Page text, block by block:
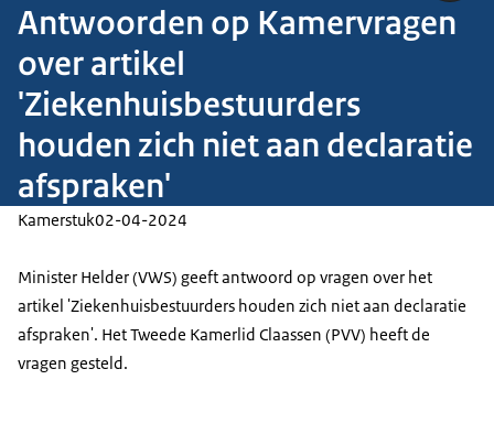
Antwoorden op Kamervragen
over artikel
'Ziekenhuisbestuurders
houden zich niet aan declaratie
afspraken'
Kamerstuk02-04-2024
Minister Helder (VWS) geeft antwoord op vragen over het
artikel 'Ziekenhuisbestuurders houden zich niet aan declaratie
afspraken'. Het Tweede Kamerlid Claassen (PVV) heeft de
vragen gesteld.